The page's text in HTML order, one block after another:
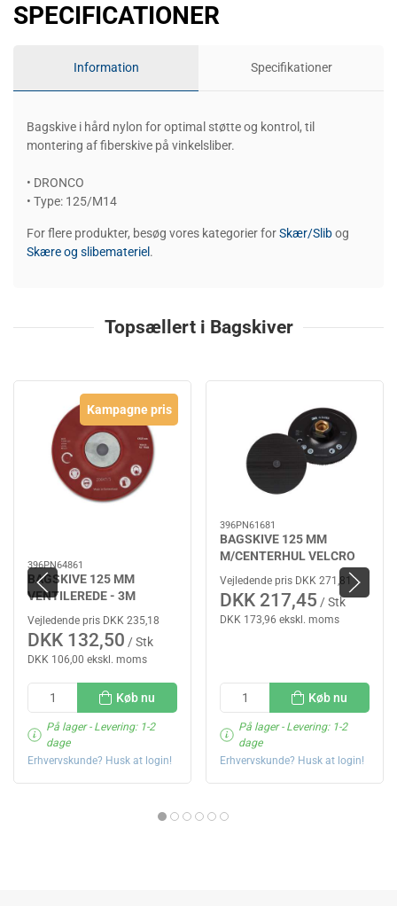
SPECIFICATIONER
Information Specifikationer
Bagskive i hård nylon for optimal støtte og kontrol, til
montering af fiberskive på vinkelsliber.
• DRONCO
• Type: 125/M14
For flere produkter, besøg vores kategorier forSkær/Slibog
Skære og slibemateriel .
Topsællert i Bagskiver
Kampagne pris
396PN64861
BAGSKIVE 125 MM
VENTILEREDE - 3M
Vejledende pris DKK 235,18
DKK 132,50 / Stk
DKK 106,00 ekskl. moms
Køb nu
På lager- Levering: 1-2
dage
Erhvervskunde? Husk at login!
396PN61681
BAGSKIVE 125 MM
M/CENTERHUL VELCRO
Vejledende pris DKK 271,81
DKK 217,45 / Stk
DKK 173,96 ekskl. moms
Køb nu
På lager- Levering: 1-2
dage
Erhvervskunde? Husk at login!